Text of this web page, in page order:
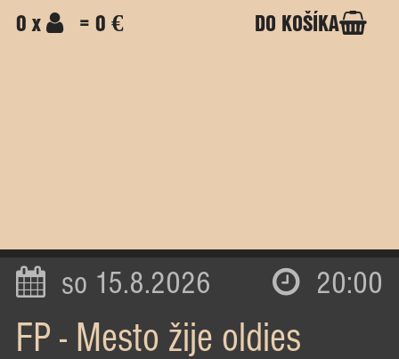
0 x = 0 € DO KOŠÍKA
so 15.8.2026 20:00
FP - Mesto žije oldies